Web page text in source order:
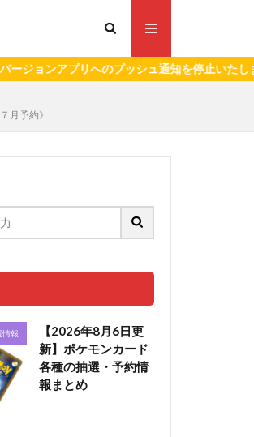
プリへのプッシュ通知を停止いたします。）
月予約》
情報
【2026年8月6日更
新】ポケモンカード
各種の抽選・予約情
報まとめ